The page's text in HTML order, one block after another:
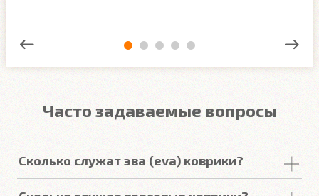
Часто задаваемые вопросы
Сколько служат эва (eva) коврики?